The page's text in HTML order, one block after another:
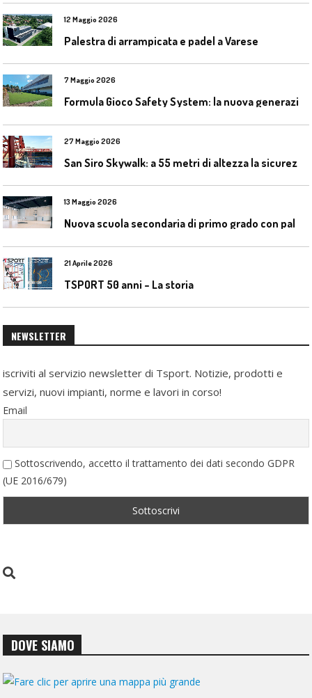
12 Maggio 2026
Palestra di arrampicata e padel a Varese
7 Maggio 2026
27 Maggio 2026
13 Maggio 2026
21 Aprile 2026
TSPORT 50 anni – La storia
NEWSLETTER
iscriviti al servizio newsletter di Tsport. Notizie, prodotti e
servizi, nuovi impianti, norme e lavori in corso!
Email
Sottoscrivendo, accetto il trattamento dei dati secondo GDPR
(UE 2016/679)
DOVE SIAMO